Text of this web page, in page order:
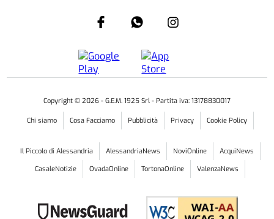
Copyright © 2026 - G.E.M. 1925 Srl - Partita iva: 13178830017
Chi siamo Cosa Facciamo Pubblicità Privacy Cookie Policy
Il Piccolo di Alessandria AlessandriaNews NoviOnline
AcquiNews
CasaleNotizie
OvadaOnline TortonaOnline ValenzaNews